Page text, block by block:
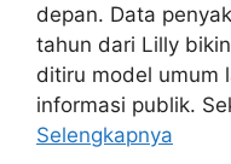
depan. Data
tahun dari Lilly
ditiru model umum
informasi publik.
Selengkapnya